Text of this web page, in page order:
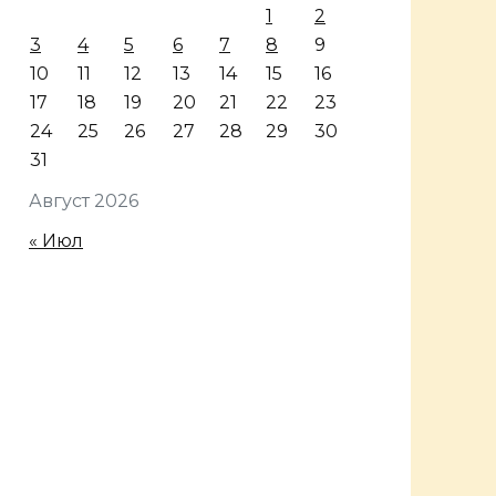
Август 2026
1
2
3
4 5 6 7 8
9
10
11 12 13 14 15
16
17
18 19 20 21 22
23
24
25 26 27 28 29
30
31
« Июл